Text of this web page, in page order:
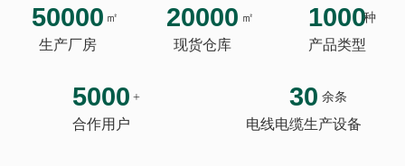
50000 ㎡
生产厂房
20000 ㎡
现货仓库
1000种
产品类型
5000 +
合作用户
30 余条
电线电缆生产设备